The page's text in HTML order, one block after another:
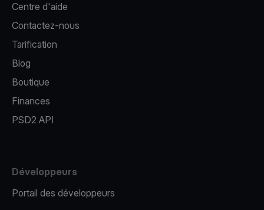
Centre d'aide
Contactez-nous
Tarification
Blog
Boutique
Finances
PSD2 API
Développeurs
Portail des développeurs